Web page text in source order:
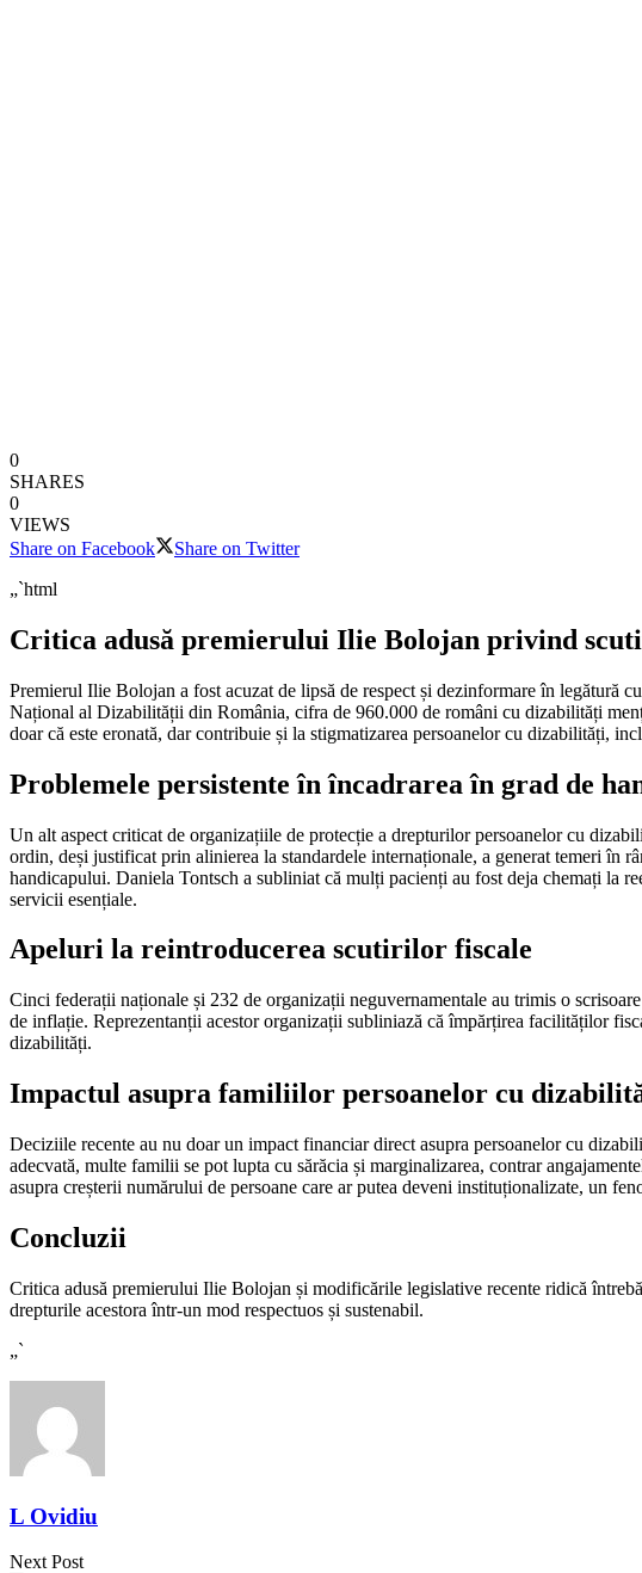
0
SHARES
0
VIEWS
Share on Facebook
Share on Twitter
„`html
Critica adusă premierului Ilie Bolojan privind
Premierul Ilie Bolojan a fost acuzat de lipsă de respect și dezinformare în legătură
Național al Dizabilității din România, cifra de 960.000 de români cu dizabilități
doar că este eronată, dar contribuie și la stigmatizarea persoanelor cu dizabilități,
Problemele persistente în încadrarea în grad de
Un alt aspect criticat de organizațiile de protecție a drepturilor persoanelor cu
ordin, deși justificat prin alinierea la standardele internaționale, a generat temeri în
handicapului. Daniela Tontsch a subliniat că mulți pacienți au fost deja chemați la
servicii esențiale.
Apeluri la reintroducerea scutirilor fiscale
Cinci federații naționale și 232 de organizații neguvernamentale au trimis o
de inflație. Reprezentanții acestor organizații subliniază că împărțirea facilităților
dizabilități.
Impactul asupra familiilor persoanelor cu
Deciziile recente au nu doar un impact financiar direct asupra persoanelor cu
adecvată, multe familii se pot lupta cu sărăcia și marginalizarea, contrar
asupra creșterii numărului de persoane care ar putea deveni instituționalizate, un
Concluzii
Critica adusă premierului Ilie Bolojan și modificările legislative recente ridică
drepturile acestora într-un mod respectuos și sustenabil.
„`
L Ovidiu
Next Post